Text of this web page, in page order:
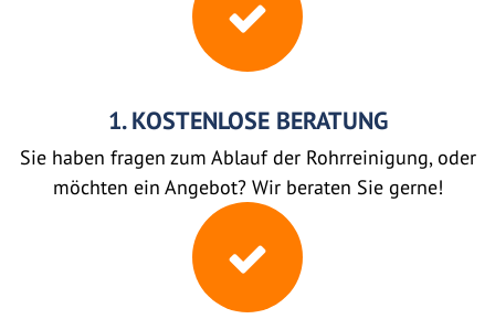
1. KOSTENLOSE BERATUNG
Sie haben fragen zum Ablauf der Rohrreinigung, oder
möchten ein Angebot? Wir beraten Sie gerne!